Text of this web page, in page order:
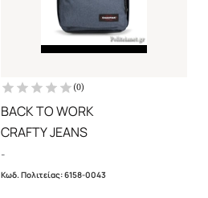
(0)
BACK TO WORK
CRAFTY JEANS
-
Κωδ. Πολιτείας:6158-0043